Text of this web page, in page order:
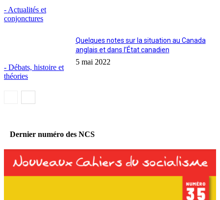
- Actualités et
conjonctures
- Débats, histoire et
théories
Quelques notes sur la situation au Canada
anglais et dans l’État canadien
5 mai 2022
Dernier numéro des NCS